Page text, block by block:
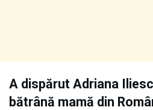
A dispărut Adriana
bătrână mamă din